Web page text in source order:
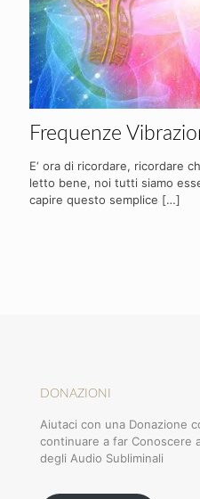
Frequenze
E‘ ora di ricordare, ricordare
letto bene, noi tutti siamo
capire questo semplice […]
DONAZIONI
Aiutaci con una Donazione
continuare a far Conoscere
degli Audio Subliminali